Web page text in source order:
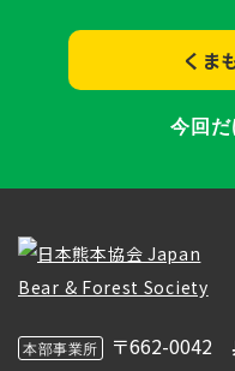
くま
今回だ
本部事業所 〒662-0042